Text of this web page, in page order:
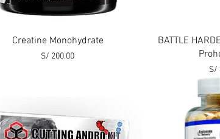
Vista rápida
Creatine Monohydrate
Precio
S/ 200.00
BATTLE
S/